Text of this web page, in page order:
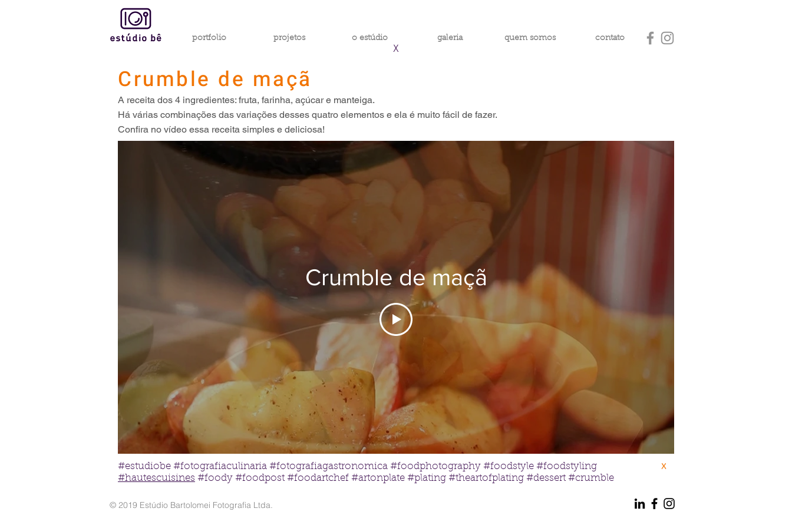
portfolio projetos o estúdio galeria quem somos contato
Crumble de maçã
A receita dos 4 ingredientes: fruta, farinha, açúcar e manteiga.
Há várias combinações das variações desses quatro elementos e ela é muito fácil de fazer.
Confira no vídeo essa receita simples e deliciosa!
X
Crumble de maçã
#estudiobe #fotografiaculinaria #fotografiagastronomica #foodphotography #foodstyle #foodstyling
#hautescuisines #foody #foodpost #foodartchef #artonplate #plating #theartofplating #dessert #crumble
x
© 2019 Estúdio Bartolomei Fotografia Ltda.